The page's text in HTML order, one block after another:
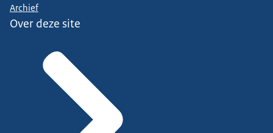
Archief
Over deze site